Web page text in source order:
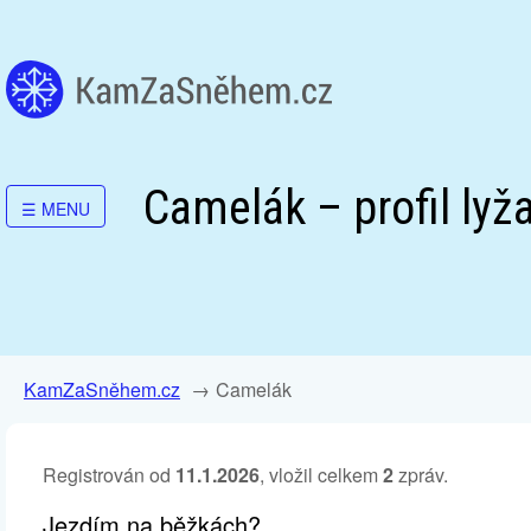
☰ MENU Camelák – profil
KamZaSněhem.cz Camelák
Registrován od 11.1.2026, vložil celkem2zpráv.